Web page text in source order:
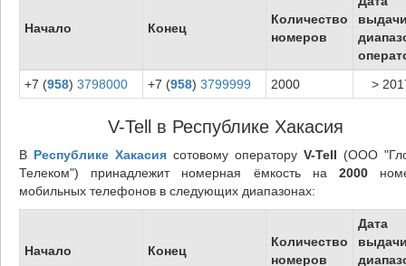
Начало Конец
Количество
номеров
+7 (958) 3798000 +7 (958) 3799999 2000 >
V-Tell в Республике Хакасия
В Республике Хакасиясотовому операторуV-Tell (ООО
Телеком") принадлежит номерная ёмкость на2000
мобильных телефонов в следующих диапазонах:
Начало Конец
Количество
номеров
Дата